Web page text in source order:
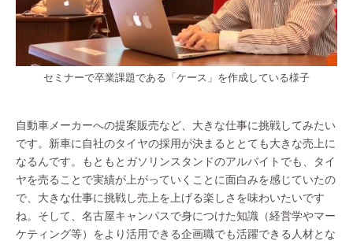
セミナーで卒業課題である「ケース」を作成している様子
自動車メーカーへの提案販売など、大きな仕事に挑戦してみたい
です。新車に自社のタイヤの採用が決まるととても大きな売上に
なるんです。もともとガソリンスタンドのアルバイトでも、タイ
ヤを売ることで実績が上がっていくことに面白みを感じていたの
で、大きな仕事に挑戦し売上を上げる楽しさを味わいたいです
ね。そして、名古屋キャンパスで身につけた知識（経営学やマー
ケティング等）をより活用できる企画職でも活躍できる人材とな